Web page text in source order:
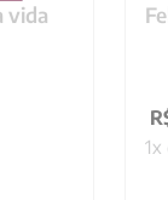
vida
1x